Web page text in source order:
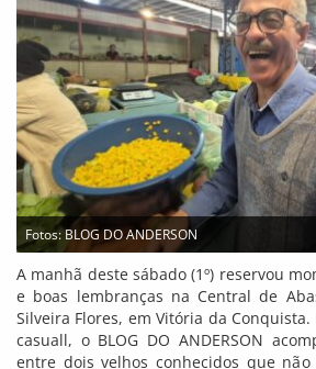
Fotos: BLOG DO ANDERSON
A manhã deste sábado (1º) reservou
e boas lembranças na Central de
Silveira Flores, em Vitória da
casuall, o BLOG DO ANDERSON
entre dois velhos conhecidos que